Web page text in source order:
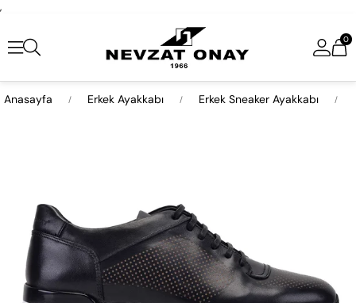
,
0
Anasayfa Erkek Ayakkabı Erkek Sneaker Ayakkabı